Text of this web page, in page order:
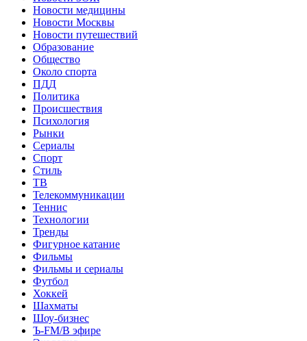
Новости медицины
Новости Москвы
Новости путешествий
Образование
Общество
Около спорта
ПДД
Политика
Происшествия
Психология
Рынки
Сериалы
Спорт
Стиль
ТВ
Телекоммуникации
Теннис
Технологии
Тренды
Фигурное катание
Фильмы
Фильмы и сериалы
Футбол
Хоккей
Шахматы
Шоу-бизнес
Ъ-FM/В эфире